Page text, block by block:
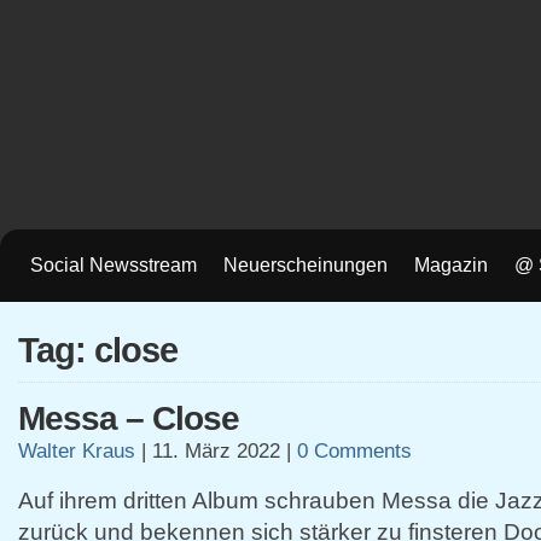
Social Newsstream Neuerscheinungen Magazin @
Tag: close
Messa – Close
Walter Kraus | 11. März 2022 | 0 Comments
Auf ihrem dritten Album schrauben Messa die
zurück und bekennen sich stärker zu finsteren